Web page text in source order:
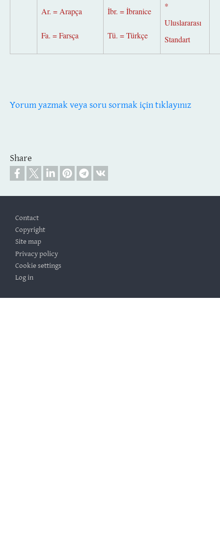
Ar. = Arapça
Fa. = Farsça
İbr. = İbranice
Tü. = Türkçe
*
Uluslararası
Standart
Yorum yazmak veya soru sormak için tıklayınız
Share
Contact
Copyright
Site map
Privacy policy
Cookie settings
Log in